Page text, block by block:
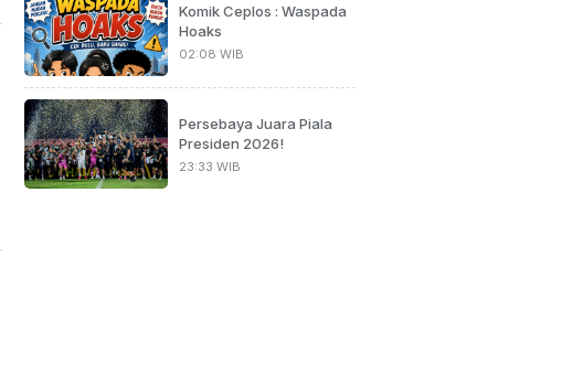
Komik Ceplos : Waspada
Hoaks
02:08 WIB
Persebaya Juara Piala
Presiden 2026!
23:33 WIB